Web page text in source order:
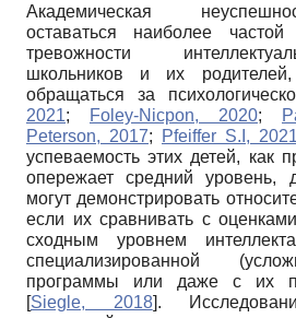
Академическая
оставаться наиболее
тревожности
школьников и их
обращаться за
2021; Foley-Nicpon, 2020;
Peterson, 2017; Pfeiffer S.I, 2021
успеваемость этих детей, как
опережает средний
могут демонстрировать
если их сравнивать с
сходным уровнем
специализированной
программы или даже с их
[Siegle, 2018].